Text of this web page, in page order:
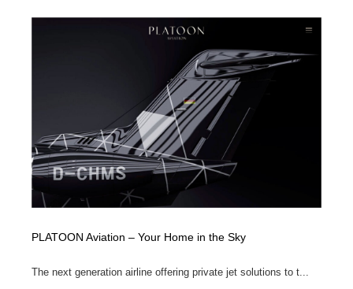
PLATOON Aviation – Your Home in the Sky
The next generation airline offering private jet solutions to t...